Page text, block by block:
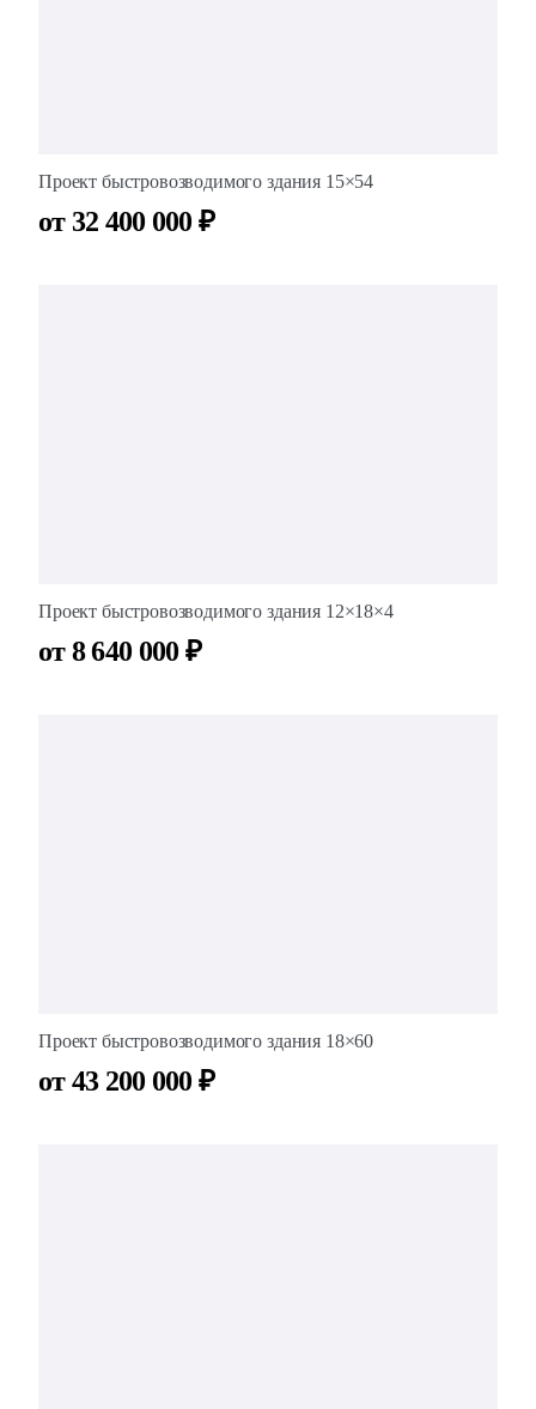
Проект быстровозводимого здания 15×54
от 32 400 000 ₽
Проект быстровозводимого здания 12×18×4
от 8 640 000 ₽
Проект быстровозводимого здания 18×60
от 43 200 000 ₽